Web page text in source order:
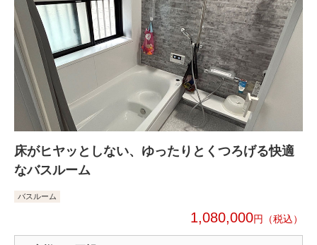
床がヒヤッとしない、ゆったりとくつろげる快適
なバスルーム
バスルーム
1,080,000円